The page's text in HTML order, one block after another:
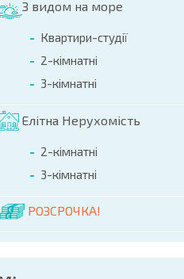
З видом на море
Квартири-студії
2-кімнатні
3-кімнатні
Елітна Нерухомість
2-кімнатні
3-кімнатні
РОЗСРОЧКА!